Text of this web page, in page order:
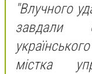
"Влучного
завдали
містка